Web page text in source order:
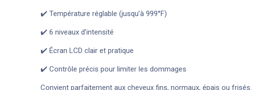
✔️ Température réglable (jusqu’à 999°F)
✔️ 6 niveaux d’intensité
✔️ Écran LCD clair et pratique
✔️ Contrôle précis pour limiter les dommages
Convient parfaitement aux cheveux fins, normaux, épais ou frisés.